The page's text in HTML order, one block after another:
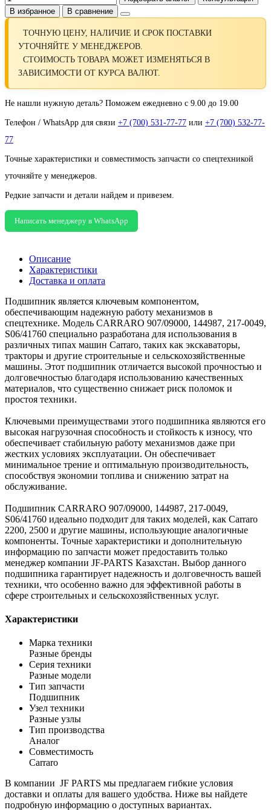
В избранное
В сравнение
ТОЧНУЮ ЦЕНУ, НАЛИЧИЕ И СРОК ПОСТАВКИ
УТОЧНЯЙТЕ У МЕНЕДЖЕРОВ.
СТОИМОСТЬ ТОВАРА МОЖЕТ ИЗМЕНЯТЬСЯ В
ЗАВИСИМОСТИ ОТ КУРСА ВАЛЮТ.
Не нашли нужную деталь? Поможем ежедневно с 9.00 до 19.00
Телефон / WhatsApp для связи +7 (700) 531-77-77 или +7 (700) 532-77-
77
Точные характеристики и совместимость запчасти со спецтехникой
уточняйте у менеджеров.
Редкие запчасти и детали найдем и привезем.
Написать менеджеру в WhatsApp
Описание
Характеристики
Доставка и оплата
Подшипник является ключевым компонентом,
обеспечивающим надежную работу механизмов в
спецтехнике. Модель CARRARO 907/09000, 144987, 217-0049,
S06/41760 специально разработана для использования в
различных типах машин Carraro, таких как экскаваторы,
тракторы и другие строительные и сельскохозяйственные
машины. Этот подшипник отличается высокой прочностью и
долговечностью благодаря использованию качественных
материалов, что существенно снижает риск поломок и
простоя техники.
Ключевыми преимуществами этого подшипника являются его
высокая нагрузочная способность и стойкость к износу, что
обеспечивает стабильную работу механизмов даже при
жестких условиях эксплуатации. Он обеспечивает
минимальное трение и оптимальную производительность,
способствуя экономии топлива и снижению затрат на
обслуживание.
Подшипник CARRARO 907/09000, 144987, 217-0049,
S06/41760 идеально подходит для таких моделей, как Carraro
2200, 2500 и другие машины, использующие аналогичные
компоненты. Точные характеристики и дополнительную
информацию по запчасти может предоставить только
менеджер компании JF-PARTS Казахстан. Выбор данного
подшипника гарантирует надежность и долговечность вашей
техники, что особенно важно для эффективной работы в
сфере строительных и сельскохозяйственных услуг.
Характеристики
Марка техники
Разные бренды
Серия техники
Разные модели
Тип запчасти
Подшипник
Узел техники
Разные узлы
Тип производства
Аналог
Совместимость
Carraro
В компании JF PARTS мы предлагаем гибкие условия
доставки и оплаты для вашего удобства. Ниже вы найдете
подробную информацию о доступных вариантах.